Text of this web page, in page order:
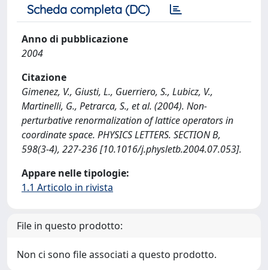
Scheda completa (DC)
Anno di pubblicazione
2004
Citazione
Gimenez, V., Giusti, L., Guerriero, S., Lubicz, V.,
Martinelli, G., Petrarca, S., et al. (2004). Non-
perturbative renormalization of lattice operators in
coordinate space. PHYSICS LETTERS. SECTION B,
598(3-4), 227-236 [10.1016/j.physletb.2004.07.053].
Appare nelle tipologie:
1.1 Articolo in rivista
File in questo prodotto:
Non ci sono file associati a questo prodotto.